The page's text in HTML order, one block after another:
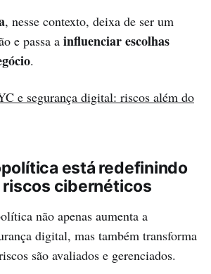
, nesse contexto, deixa de ser um
e passa a influenciar escolhas
.
e segurança digital: riscos além do
está redefinindo
riscos cibernéticos
não apenas aumenta a
digital, mas também transforma
são avaliados e gerenciados.